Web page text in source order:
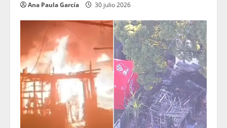
Ana Paula García 30 julio 2026